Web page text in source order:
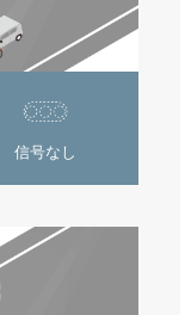
信号なし